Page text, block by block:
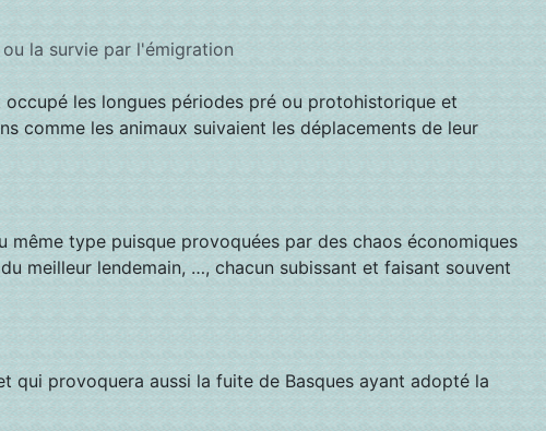
ou la survie par l'émigration
occupé les longues périodes pré ou protohistorique et
comme les animaux suivaient les déplacements de leur
même type puisque provoquées par des chaos économiques
meilleur lendemain, …, chacun subissant et faisant souvent
qui provoquera aussi la fuite de Basques ayant adopté la